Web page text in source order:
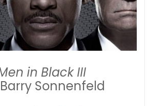
in Black III
Barry Sonnenfeld